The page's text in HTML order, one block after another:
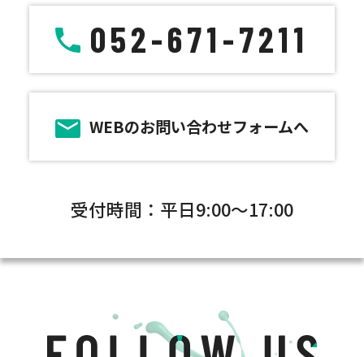
052-671-7211
WEBのお問い合わせフォームへ
受付時間：平日9:00～17:00